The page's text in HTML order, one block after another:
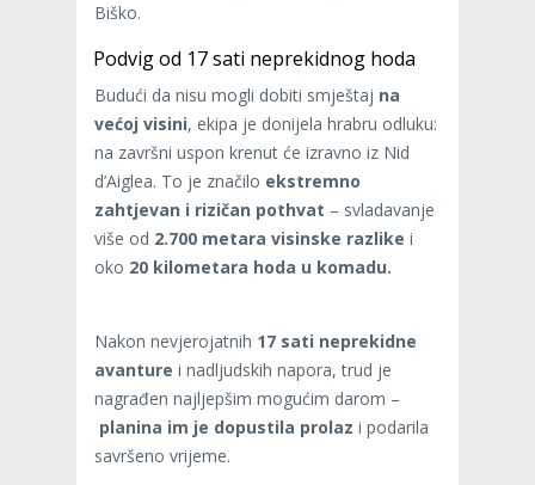
Biško.
Podvig od 17 sati neprekidnog hoda
Budući da nisu mogli dobiti smještaj na
većoj visini, ekipa je donijela hrabru odluku:
na završni uspon krenut će izravno iz Nid
d’Aiglea. To je značilo ekstremno
zahtjevan i rizičan pothvat – svladavanje
više od 2.700 metara visinske razlike i
oko 20 kilometara hoda u komadu.
Nakon nevjerojatnih 17 sati neprekidne
avanture i nadljudskih napora, trud je
nagrađen najljepšim mogućim darom –
planina im je dopustila prolaz i podarila
savršeno vrijeme.